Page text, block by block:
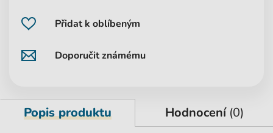
Přidat k oblíbeným
Doporučit známému
Popis produktu Hodnocení (0)